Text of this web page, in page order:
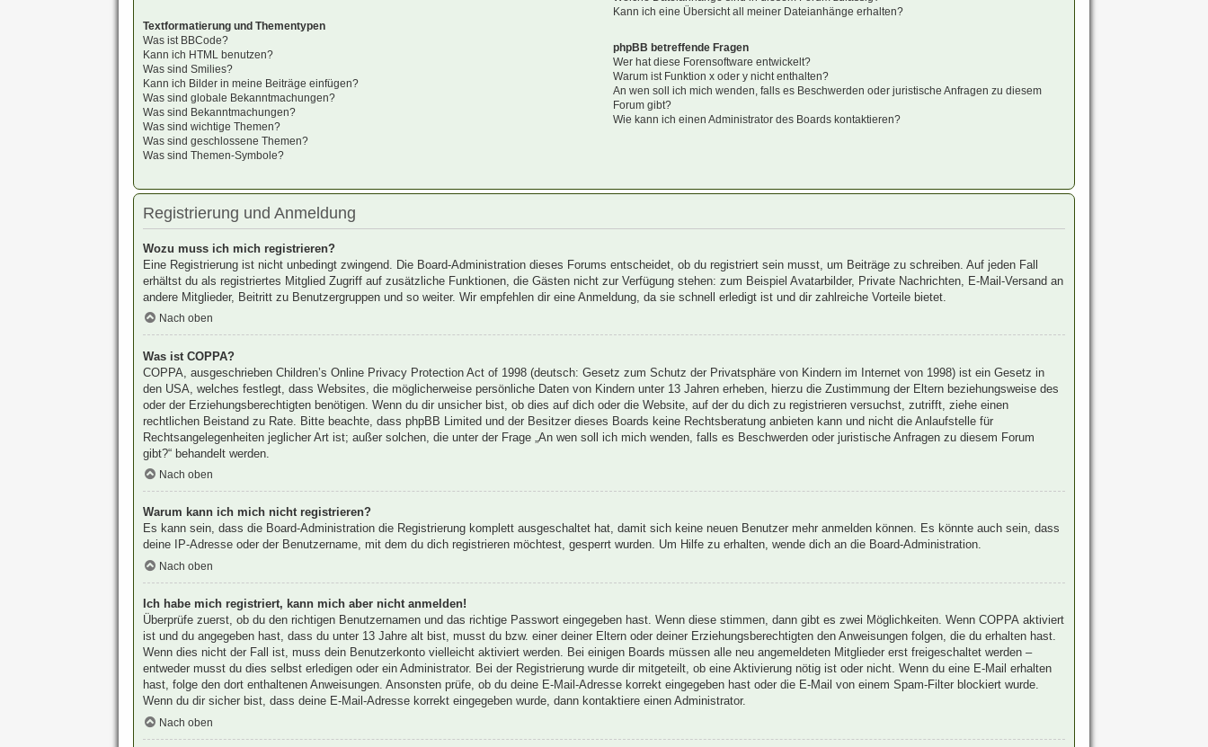
Textformatierung und Thementypen
Was ist BBCode?
Kann ich HTML benutzen?
Was sind Smilies?
Kann ich Bilder in meine Beiträge einfügen?
Was sind globale Bekanntmachungen?
Was sind Bekanntmachungen?
Was sind wichtige Themen?
Was sind geschlossene Themen?
Was sind Themen-Symbole?
Kann ich eine Übersicht all meiner Dateianhänge erhalten?
phpBB betreffende Fragen
Wer hat diese Forensoftware entwickelt?
Warum ist Funktion x oder y nicht enthalten?
An wen soll ich mich wenden, falls es Beschwerden oder juristische Anfragen zu diesem
Forum gibt?
Wie kann ich einen Administrator des Boards kontaktieren?
Registrierung und Anmeldung
Wozu muss ich mich registrieren?
Eine Registrierung ist nicht unbedingt zwingend. Die Board-Administration dieses Forums entscheidet, ob du registriert sein musst, um Beiträge zu schreiben. Auf jeden Fall
erhältst du als registriertes Mitglied Zugriff auf zusätzliche Funktionen, die Gästen nicht zur Verfügung stehen: zum Beispiel Avatarbilder, Private Nachrichten, E-Mail-Versand an
andere Mitglieder, Beitritt zu Benutzergruppen und so weiter. Wir empfehlen dir eine Anmeldung, da sie schnell erledigt ist und dir zahlreiche Vorteile bietet.
Nach oben
Was ist COPPA?
COPPA, ausgeschrieben Children’s Online Privacy Protection Act of 1998 (deutsch: Gesetz zum Schutz der Privatsphäre von Kindern im Internet von 1998) ist ein Gesetz in
den USA, welches festlegt, dass Websites, die möglicherweise persönliche Daten von Kindern unter 13 Jahren erheben, hierzu die Zustimmung der Eltern beziehungsweise des
oder der Erziehungsberechtigten benötigen. Wenn du dir unsicher bist, ob dies auf dich oder die Website, auf der du dich zu registrieren versuchst, zutrifft, ziehe einen
rechtlichen Beistand zu Rate. Bitte beachte, dass phpBB Limited und der Besitzer dieses Boards keine Rechtsberatung anbieten kann und nicht die Anlaufstelle für
Rechtsangelegenheiten jeglicher Art ist; außer solchen, die unter der Frage „An wen soll ich mich wenden, falls es Beschwerden oder juristische Anfragen zu diesem Forum
gibt?“ behandelt werden.
Nach oben
Warum kann ich mich nicht registrieren?
Es kann sein, dass die Board-Administration die Registrierung komplett ausgeschaltet hat, damit sich keine neuen Benutzer mehr anmelden können. Es könnte auch sein, dass
deine IP-Adresse oder der Benutzername, mit dem du dich registrieren möchtest, gesperrt wurden. Um Hilfe zu erhalten, wende dich an die Board-Administration.
Nach oben
Ich habe mich registriert, kann mich aber nicht anmelden!
Überprüfe zuerst, ob du den richtigen Benutzernamen und das richtige Passwort eingegeben hast. Wenn diese stimmen, dann gibt es zwei Möglichkeiten. Wenn COPPAaktiviert
ist und du angegeben hast, dass du unter 13 Jahre alt bist, musst du bzw. einer deiner Eltern oder deiner Erziehungsberechtigten den Anweisungen folgen, die du erhalten hast.
Wenn dies nicht der Fall ist, muss dein Benutzerkonto vielleicht aktiviert werden. Bei einigen Boards müssen alle neu angemeldeten Mitglieder erst freigeschaltet werden –
entweder musst du dies selbst erledigen oder ein Administrator. Bei der Registrierung wurde dir mitgeteilt, ob eine Aktivierung nötig ist oder nicht. Wenn du eine E-Mail erhalten
hast, folge den dort enthaltenen Anweisungen. Ansonsten prüfe, ob du deine E-Mail-Adresse korrekt eingegeben hast oder die E-Mail von einem Spam-Filter blockiert wurde.
Wenn du dir sicher bist, dass deine E-Mail-Adresse korrekt eingegeben wurde, dann kontaktiere einen Administrator.
Nach oben